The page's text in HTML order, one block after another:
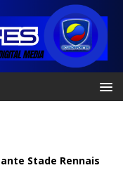
Stade Rennais